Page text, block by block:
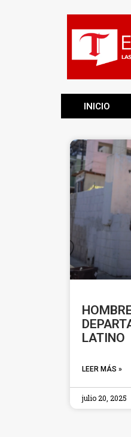
INICIO
LATINO
LEER MÁS »
julio 20, 2025